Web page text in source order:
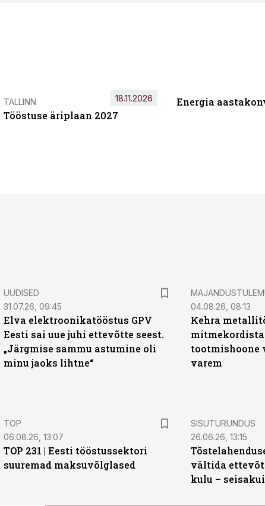
TALLINN
Tööstuse äriplaan 2027
18.11.2026 Energia
UUDISED
31.07.26, 09:45
Elva elektroonikatööstus GPV
Eesti sai uue juhi ettevõtte seest.
„Järgmise sammu astumine oli
minu jaoks lihtne“
04.08.26, 08:13
Kehra
tootmishoone
varem
TOP
06.08.26, 13:07
TOP 231 | Eesti tööstussektori
suuremad maksuvõlglased
ST
SISUTURUNDUS
26.06.26, 13:15
vältida
kulu –